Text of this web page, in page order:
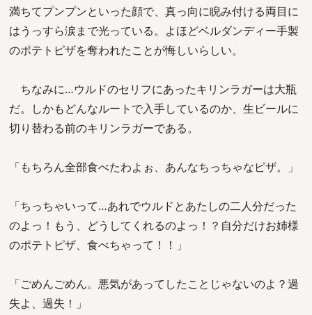
満ちてプンプンといった顔で、真っ向に睨み付ける両目に
はうっすら涙まで光っている。よほどベルダンディー手製
のポテトピザを奪われたことが悔しいらしい。
ちなみに…ウルドのセリフにあったキリンラガーは大瓶
だ。しかもどんなルートで入手しているのか、生ビールに
切り替わる前のキリンラガーである。
「もちろん全部食べたわよぉ、あんなちっちゃなピザ。」
「ちっちゃいって…あれでウルドとあたしの二人分だった
のよっ！もう、どうしてくれるのよっ！？自分だけお姉様
のポテトピザ、食べちゃって！！」
「ごめんごめん。悪気があってしたことじゃないのよ？過
失よ、過失！」